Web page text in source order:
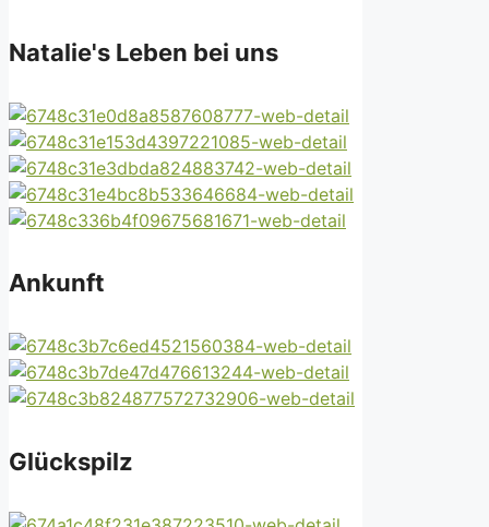
Natalie's Leben bei uns
Ankunft
Glückspilz